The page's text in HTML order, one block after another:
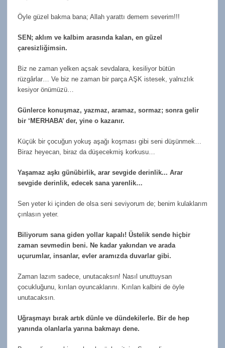
Öyle güzel bakma bana; Allah yarattı demem severim!!!
SEN; aklım ve kalbim arasında kalan, en güzel
çaresizliğimsin.
Biz ne zaman yelken açsak sevdalara, kesiliyor bütün
rüzgârlar… Ve biz ne zaman bir parça AŞK istesek, yalnızlık
kesiyor önümüzü…
Günlerce konuşmaz, yazmaz, aramaz, sormaz; sonra gelir
bir ‘MERHABA’ der, yine o kazanır.
Küçük bir çocuğun yokuş aşağı koşması gibi seni düşünmek…
Biraz heyecan, biraz da düşecekmiş korkusu…
Yaşamaz aşkı günübirlik, arar sevgide derinlik... Arar
sevgide derinlik, edecek sana yarenlik…
Sen yeter ki içinden de olsa seni seviyorum de; benim kulaklarım
çınlasın yeter.
Biliyorum sana giden yollar kapalı! Üstelik sende hiçbir
zaman sevmedin beni. Ne kadar yakından ve arada
uçurumlar, insanlar, evler aramızda duvarlar gibi.
Zaman lazım sadece, unutacaksın! Nasıl unuttuysan
çocukluğunu, kırılan oyuncaklarını. Kırılan kalbini de öyle
unutacaksın.
Uğraşmayı bırak artık dünle ve dündekilerle. Bir de hep
yanında olanlarla yarına bakmayı dene.